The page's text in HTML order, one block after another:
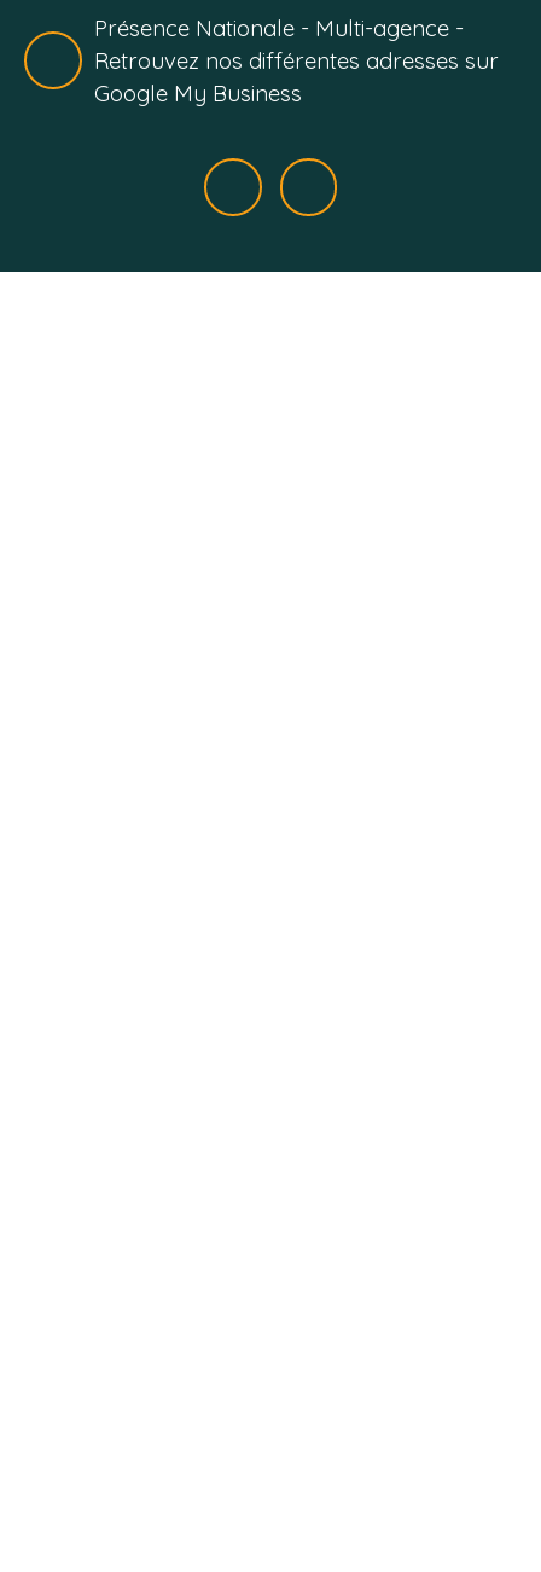
Présence Nationale - Multi-agence -
Retrouvez nos différentes adresses sur
Google My Business